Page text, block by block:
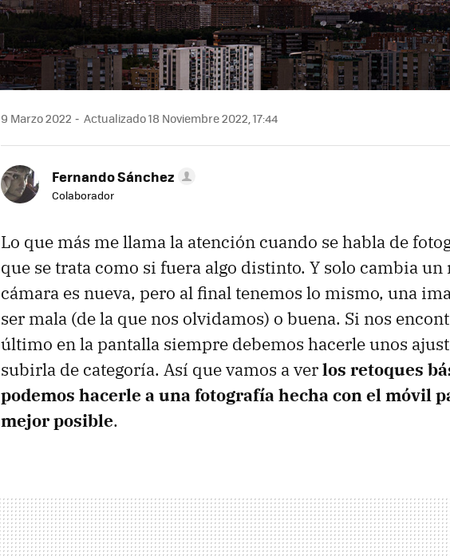
9 Marzo 2022 Actualizado 18 Noviembre 2022, 17:44
Fernando Sánchez
Colaborador
Lo que más me llama la atención cuando se habla de
que se trata como si fuera algo distinto. Y solo cambia un
cámara es nueva, pero al final tenemos lo mismo, una
ser mala (de la que nos olvidamos) o buena. Si nos
último en la pantalla siempre debemos hacerle unos
subirla de categoría. Así que vamos a verlos retoques
podemos hacerle a una fotografía hecha con el móvil
mejor posible.